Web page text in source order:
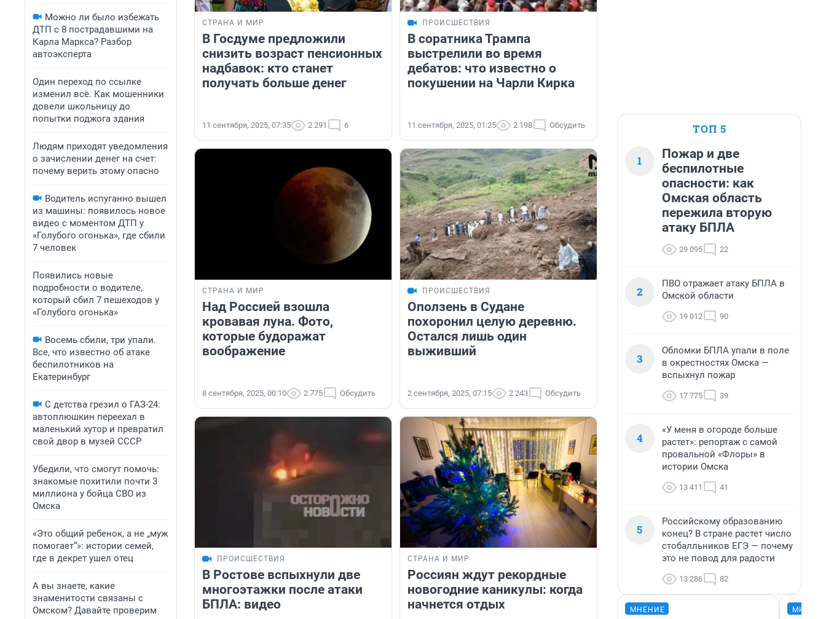
Можно ли было избежать
ДТП с 8 пострадавшими на
Карла Маркса? Разбор
автоэксперта
Один переход по ссылке
изменил всё. Как мошенники
довели школьницу до
попытки поджога здания
Людям приходят уведомления
о зачислении денег на счет:
почему верить этому опасно
Водитель испуганно вышел
из машины: появилось новое
видео с моментом ДТП у
«Голубого огонька», где сбили
7 человек
Появились новые
подробности о водителе,
который сбил 7 пешеходов у
«Голубого огонька»
Восемь сбили, три упали.
Все, что известно об атаке
беспилотников на
Екатеринбург
С детства грезил о ГАЗ-24:
автоплюшкин переехал в
маленький хутор и превратил
свой двор в музей СССР
Убедили, что смогут помочь:
знакомые похитили почти 3
миллиона у бойца СВО из
Омска
«Это общий ребенок, а не „муж
помогает“»: истории семей,
где в декрет ушел отец
А вы знаете, какие
знаменитости связаны с
Омском? Давайте проверим
СТРАНА И МИР
В Госдуме предложили
снизить возраст пенсионных
надбавок: кто станет
получать больше денег
11 сентября, 2025, 07:35 2 291 6
ПРОИСШЕСТВИЯ
В соратника Трампа
выстрелили во время
дебатов: что известно о
покушении на Чарли Кирка
11 сентября, 2025, 01:25 2 198 Обсудить
СТРАНА И МИР
Над Россией взошла
кровавая луна. Фото,
которые будоражат
воображение
8 сентября, 2025, 00:10 2 775 Обсудить
ПРОИСШЕСТВИЯ
Оползень в Судане
похоронил целую деревню.
Остался лишь один
выживший
2 сентября, 2025, 07:15 2 243 Обсудить
ПРОИСШЕСТВИЯ
В Ростове вспыхнули две
многоэтажки после атаки
БПЛА: видео
СТРАНА И МИР
Россиян ждут рекордные
новогодние каникулы: когда
начнется отдых
ТОП 5
1
Пожар и две
беспилотные
опасности: как
Омская область
пережила вторую
атаку БПЛА
29 095 22
2
ПВО отражает атаку БПЛА в
Омской области
19 012 90
3
Обломки БПЛА упали в поле
в окрестностях Омска —
вспыхнул пожар
17 775 39
4
«У меня в огороде больше
растет»: репортаж с самой
провальной «Флоры» в
истории Омска
13 411 41
5
Российскому образованию
конец? В стране растет число
стобалльников ЕГЭ — почему
это не повод для радости
13 286 82
МНЕНИЕ